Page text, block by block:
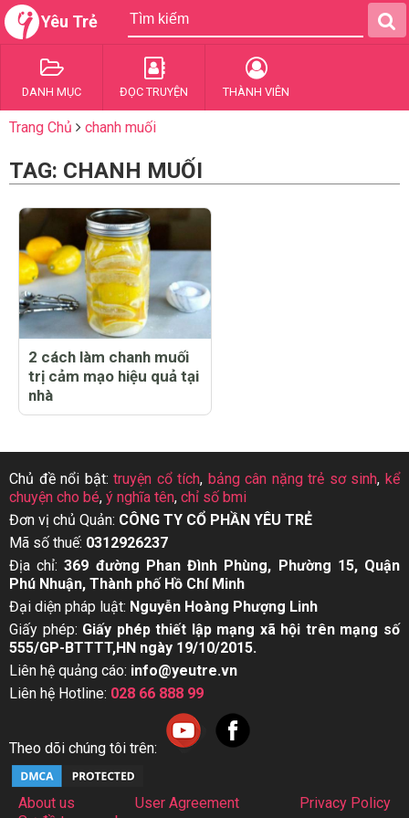
Yêu Trẻ
DANH MỤC ĐỌC TRUYỆN THÀNH VIÊN
Trang Chủ chanh muối
TAG: CHANH MUỐI
2 cách làm chanh muối
trị cảm mạo hiệu quả tại
nhà
Chủ đề nổi bật:truyện cổ tích, bảng cân nặng trẻ sơ sinh,kể
chuyện cho bé, ý nghĩa tên, chỉ số bmi
Đơn vị chủ Quản: CÔNG TY CỔ PHẦN YÊU TRẺ
Mã số thuế: 0312926237
Địa chỉ:369 đường Phan Đình Phùng, Phường 15, Quận
Phú Nhuận, Thành phố Hồ Chí Minh
Đại diện pháp luật: Nguyễn Hoàng Phượng Linh
Giấy phép: Giấy phép thiết lập mạng xã hội trên mạng số
555/GP-BTTTT,HN ngày 19/10/2015.
Liên hệ quảng cáo: info@yeutre.vn
Liên hệ Hotline: 028 66 888 99
Theo dõi chúng tôi trên:
About us User Agreement
Privacy Policy